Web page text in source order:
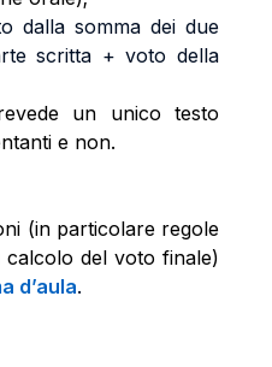
dalla somma dei due
scritta + voto della
un unico testo
e non.
(in particolare regole
calcolo del voto finale)
d’aula.